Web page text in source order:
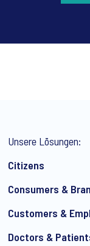
per E-
und Artikeln von
Unsere Lösungen:
Citizens
Consumers &
Customers &
Doctors &